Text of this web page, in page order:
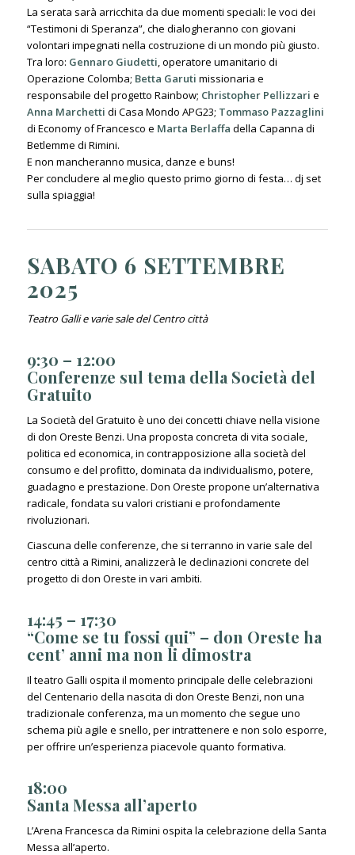
La serata sarà arricchita da due momenti speciali: le voci dei
“Testimoni di Speranza”, che dialogheranno con giovani
volontari impegnati nella costruzione di un mondo più giusto.
Tra loro: Gennaro Giudetti, operatore umanitario di
Operazione Colomba; Betta Garuti missionaria e
responsabile del progetto Rainbow; Christopher Pellizzari e
Anna Marchetti di Casa Mondo APG23; Tommaso Pazzaglini
di Economy of Francesco e Marta Berlaffa della Capanna di
Betlemme di Rimini.
E non mancheranno musica, danze e buns!
Per concludere al meglio questo primo giorno di festa… dj set
sulla spiaggia!
SABATO 6 SETTEMBRE
2025
Teatro Galli e varie sale del Centro città
9:30 – 12:00
Conferenze sul tema della Società del
Gratuito
La Società del Gratuito è uno dei concetti chiave nella visione
di don Oreste Benzi. Una proposta concreta di vita sociale,
politica ed economica, in contrapposizione alla società del
consumo e del profitto, dominata da individualismo, potere,
guadagno e prestazione. Don Oreste propone un’alternativa
radicale, fondata su valori cristiani e profondamente
rivoluzionari.
Ciascuna delle conferenze, che si terranno in varie sale del
centro città a Rimini, analizzerà le declinazioni concrete del
progetto di don Oreste in vari ambiti.
14:45 – 17:30
“Come se tu fossi qui” – don Oreste ha
cent’ anni ma non li dimostra
Il teatro Galli ospita il momento principale delle celebrazioni
del Centenario della nascita di don Oreste Benzi, non una
tradizionale conferenza, ma un momento che segue uno
schema più agile e snello, per intrattenere e non solo esporre,
per offrire un’esperienza piacevole quanto formativa.
18:00
Santa Messa all’aperto
L’Arena Francesca da Rimini ospita la celebrazione della Santa
Messa all’aperto.